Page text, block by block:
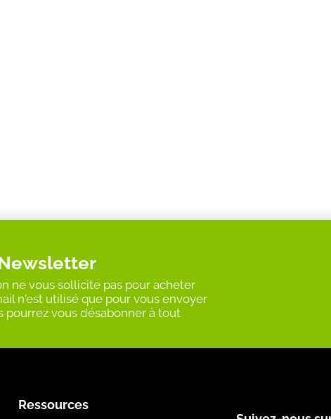
ne vous sollicite pas pour acheter
n'est utilisé que pour vous envoyer
pourrez vous désabonner à tout
Ressources